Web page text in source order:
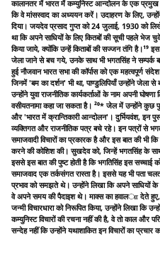
कालानतर में भारत में कम्युनिस्ट आन्दोलन के एक प्रमुख
कि वे मांसस्वाद का अध्ययन करें। उदाहरण के लिए,
दिया। जयदेव प्रसाद गुप्त को 24 जुलाई, 1930 को
था कि अपने साधियों के लिए कितबों की सूची पहले भेज
किया जाये, क्योंकि उन्हें किताबों की सज्जन तंगि है।¹⁹
जेला जाने से बच गये, उनके साथ भी भगतसिंह ने सम्पर्क
हुई नौजवान भारत सभा की कॉर्पास को एक महत्वपूर्ण
जिनमें 'बम का दर्शन' भी था, पाण्डुलिपियाँ उन्होंने जेला
उन्होंने युवा राजनीतिक कार्यकर्ताओं के नाम अपनी
वसीयतनामा कहा जा सकता है। ²⁰* जेल में उन्होंने
और 'भारत में क्रान्तिकारी आन्दोलन'। दुर्भियवंश, इन
व्यक्तिगत और राजनीतिक पत्र बचे रहे। इन पत्रों से
समाजवादी विचारों का प्रकारक है और इस बात की भी
करने की कोशिश की। सुखदेव को, जिन्हें भगतसिंह के
इससे इस बात की पुष्ट होती है कि भगतिसिंह इस सच्चाई
समाजवाद एक तर्कसंगत रास्ता है। इससे यह भी पता
प्रभाव को समझते थे। उन्होंने लिखा कि अपने साधियों के
वे अपने समय की पैदाइश थे। माक्स का हवालா देते हुए,
जन्मी विचारधारा को निरूपित किया, उन्होंने लिखा कि
कम्युनिस्ट विचारों की रचना नहीं की है, वे तो काल और
सन्देह नहीं कि उन्होंने यथाशाकित इन विचारों का